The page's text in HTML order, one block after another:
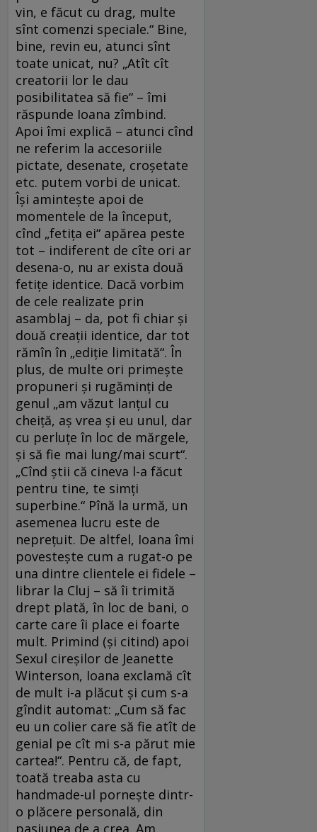
vin, e făcut cu drag, multe
sînt comenzi speciale.“ Bine,
bine, revin eu, atunci sînt
toate unicat, nu? „Atît cît
creatorii lor le dau
posibilitatea să fie“ – îmi
răspunde Ioana zîmbind.
Apoi îmi explică – atunci cînd
ne referim la accesoriile
pictate, desenate, croşetate
etc. putem vorbi de unicat.
Îşi aminteşte apoi de
momentele de la început,
cînd „fetiţa ei“ apărea peste
tot – indiferent de cîte ori ar
desena-o, nu ar exista două
fetiţe identice. Dacă vorbim
de cele realizate prin
asamblaj – da, pot fi chiar şi
două creaţii identice, dar tot
rămîn în „ediţie limitată“. În
plus, de multe ori primeşte
propuneri şi rugăminţi de
genul „am văzut lanţul cu
cheiţă, aş vrea şi eu unul, dar
cu perluţe în loc de mărgele,
şi să fie mai lung/mai scurt“.
„Cînd ştii că cineva l-a făcut
pentru tine, te simţi
superbine.“ Pînă la urmă, un
asemenea lucru este de
nepreţuit. De altfel, Ioana îmi
povesteşte cum a rugat-o pe
una dintre clientele ei fidele –
librar la Cluj – să îi trimită
drept plată, în loc de bani, o
carte care îi place ei foarte
mult. Primind (şi citind) apoi
Sexul cireşilor de Jeanette
Winterson, Ioana exclamă cît
de mult i-a plăcut şi cum s-a
gîndit automat: „Cum să fac
eu un colier care să fie atît de
genial pe cît mi s-a părut mie
cartea!“. Pentru că, de fapt,
toată treaba asta cu
handmade-ul porneşte dintr-
o plăcere personală, din
pasiunea de a crea. Am